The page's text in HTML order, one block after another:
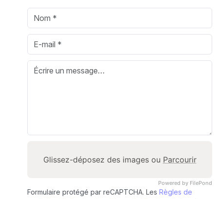
Powered by FilePond
Glissez-déposez des images ou Parcourir
Formulaire protégé par reCAPTCHA. Les Règles de